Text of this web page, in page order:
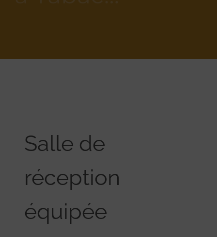
Salle de
réception
équipée